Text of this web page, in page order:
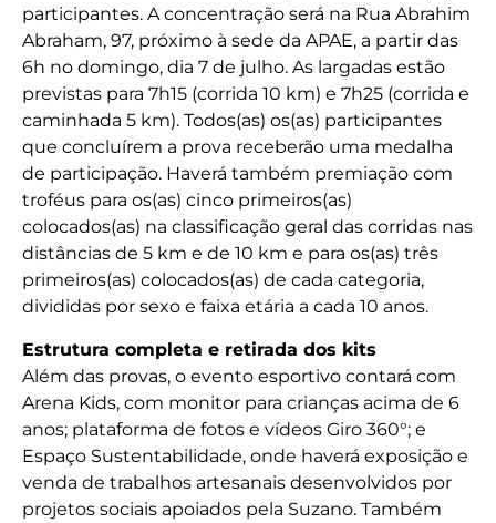
participantes. A concentração será na Rua Abrahim
Abraham, 97, próximo à sede da APAE, a partir das
6h no domingo, dia 7 de julho. As largadas estão
previstas para 7h15 (corrida 10 km) e 7h25 (corrida e
caminhada 5 km). Todos(as) os(as) participantes
que concluírem a prova receberão uma medalha
de participação. Haverá também premiação com
troféus para os(as) cinco primeiros(as)
colocados(as) na classificação geral das corridas nas
distâncias de 5 km e de 10 km e para os(as) três
primeiros(as) colocados(as) de cada categoria,
divididas por sexo e faixa etária a cada 10 anos.
Estrutura completa e retirada dos kits
Além das provas, o evento esportivo contará com
Arena Kids, com monitor para crianças acima de 6
anos; plataforma de fotos e vídeos Giro 360°; e
Espaço Sustentabilidade, onde haverá exposição e
venda de trabalhos artesanais desenvolvidos por
projetos sociais apoiados pela Suzano. Também